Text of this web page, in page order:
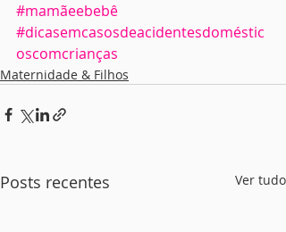
#mamãeebebê
#dicasemcasosdeacidentesdoméstic
oscomcrianças
Maternidade & Filhos
Posts recentes Ver tudo